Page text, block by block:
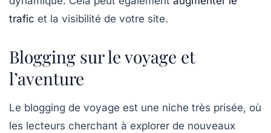
trafic et la visibilité de votre site.
Blogging sur le voyage et
l’aventure
Le blogging de voyage est une niche très prisée, où
les lecteurs cherchant à explorer de nouveaux